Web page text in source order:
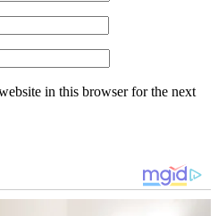
in this browser for the next